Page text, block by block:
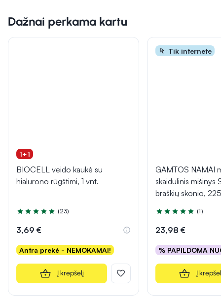
Dažnai perkama kartu
1+1
BIOCELL veido kaukė su
hialurono rūgštimi, 1 vnt.
Įvertinimas 5.0 iš 5
(23)
3,69 €
Antra prekė - NEMOKAMAI!
Į krepšelį
Tik internete
GAMTOS NAMAI
skaidulinis mišinys
braškių skonio,
Įvertinimas 5.0 iš 5
(1)
23,98 €
% PAPILDOMA
Į